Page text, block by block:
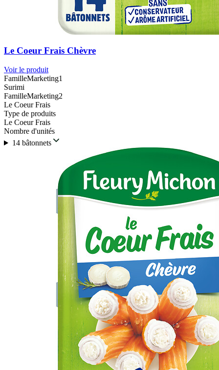
Le Coeur Frais Chèvre
Voir le produit
FamilleMarketing1
Surimi
FamilleMarketing2
Le Coeur Frais
Type de produits
Le Coeur Frais
Nombre d'unités
14 bâtonnets